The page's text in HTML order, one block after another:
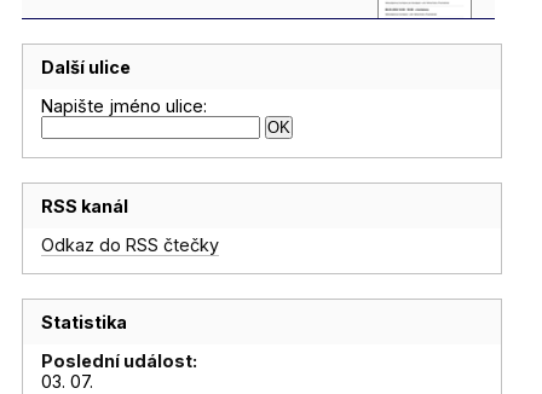
Další ulice
Napište jméno ulice:
RSS kanál
Odkaz do RSS čtečky
Statistika
Poslední událost:
03. 07.